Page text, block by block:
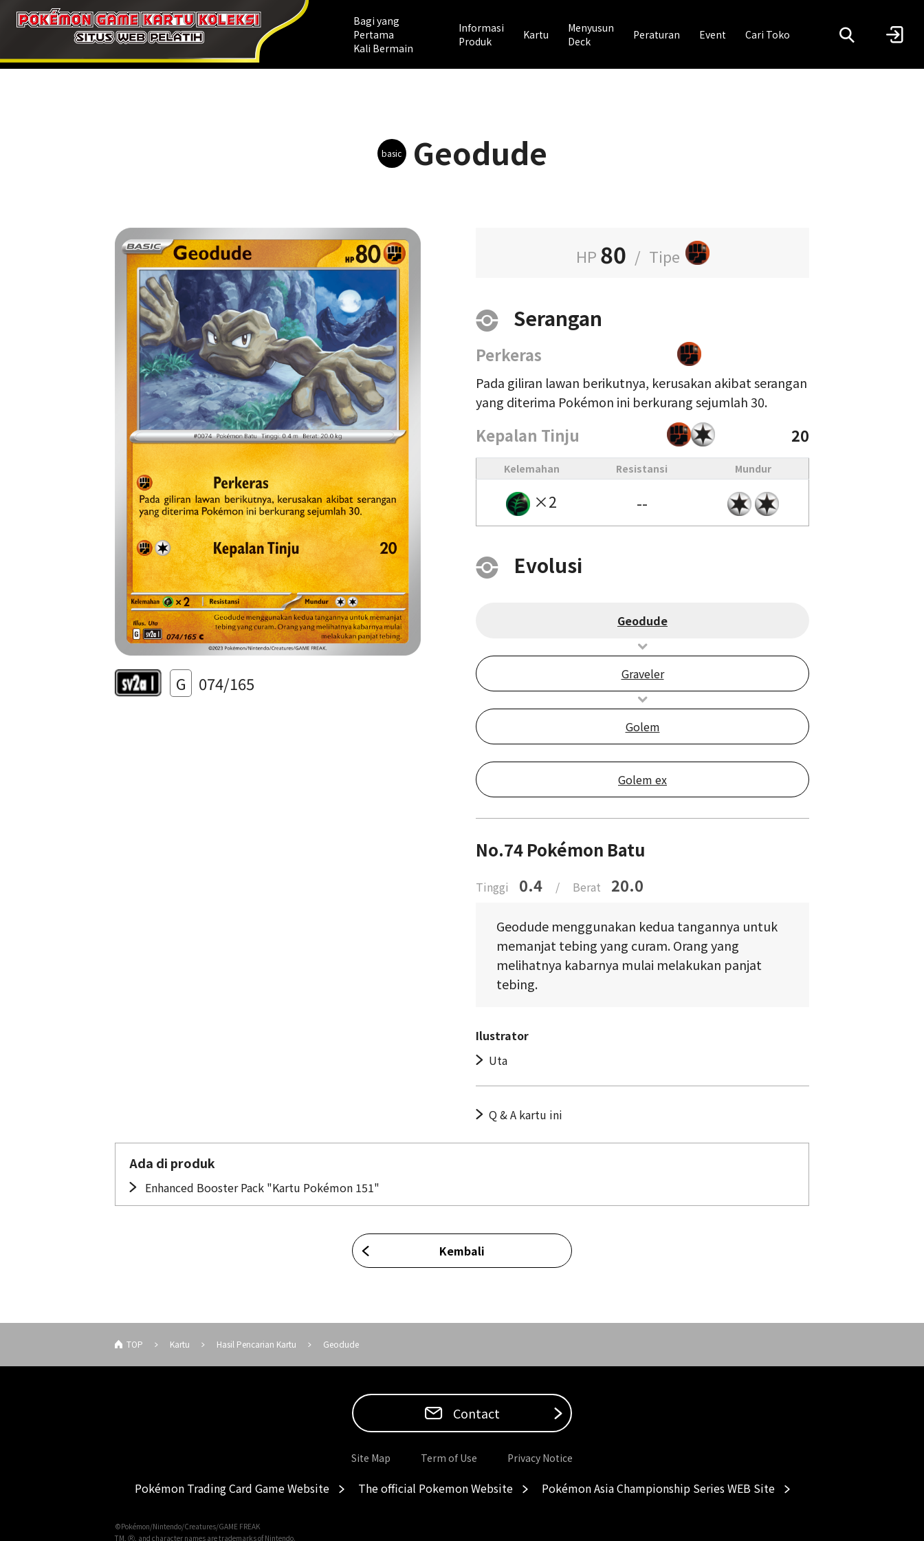
Bagi yang
Pertama
Kali Bermain
Informasi
Produk
Kartu
Menyusun
Deck
Peraturan Event Cari Toko
basic Geodude
HP 80 / Tipe
Serangan
Perkeras
Pada giliran lawan berikutnya, kerusakan akibat serangan
yang diterima Pokémon ini berkurang sejumlah 30.
Kepalan Tinju 20
Kelemahan Resistansi Mundur
×2 --
G 074/165
Evolusi
Geodude
Graveler
Golem
Golem ex
No.74 Pokémon Batu
Tinggi 0.4 / Berat 20.0
Geodude menggunakan kedua tangannya untuk
memanjat tebing yang curam. Orang yang
melihatnya kabarnya mulai melakukan panjat
tebing.
Ilustrator
Uta
Q & A kartu ini
Ada di produk
Enhanced Booster Pack "Kartu Pokémon 151"
Kembali
TOP Kartu Hasil Pencarian Kartu Geodude
Contact
Site Map Term of Use Privacy Notice
Pokémon Trading Card Game Website The official Pokemon Website Pokémon Asia Championship Series WEB Site
©Pokémon/Nintendo/Creatures/GAME FREAK
TM, Ⓡ, and character names are trademarks of Nintendo.